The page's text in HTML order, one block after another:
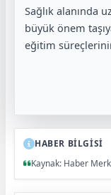
Sağlık alanında
büyük önem
eğitim
HABER BİLGİSİ
Kaynak: Haber